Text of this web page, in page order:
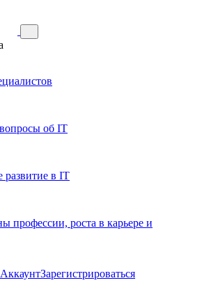
об IT
развитие в IT
профессии, роста в карьере и
Зарегистрироваться